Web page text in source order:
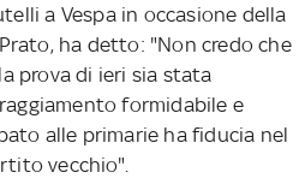
a Vespa in occasione della
ha detto: "Non credo che
prova di ieri sia stata
formidabile e
alle primarie ha fiducia nel
vecchio".